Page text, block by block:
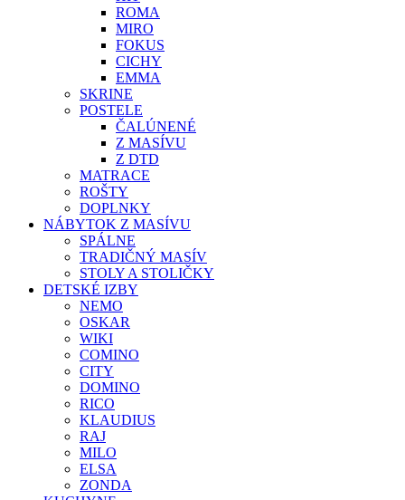
ROMA
MIRO
FOKUS
CICHY
EMMA
SKRINE
POSTELE
ČALÚNENÉ
Z MASÍVU
Z DTD
MATRACE
ROŠTY
DOPLNKY
NÁBYTOK Z MASÍVU
SPÁLNE
TRADIČNÝ MASÍV
STOLY A STOLIČKY
DETSKÉ IZBY
NEMO
OSKAR
WIKI
COMINO
CITY
DOMINO
RICO
KLAUDIUS
RAJ
MILO
ELSA
ZONDA